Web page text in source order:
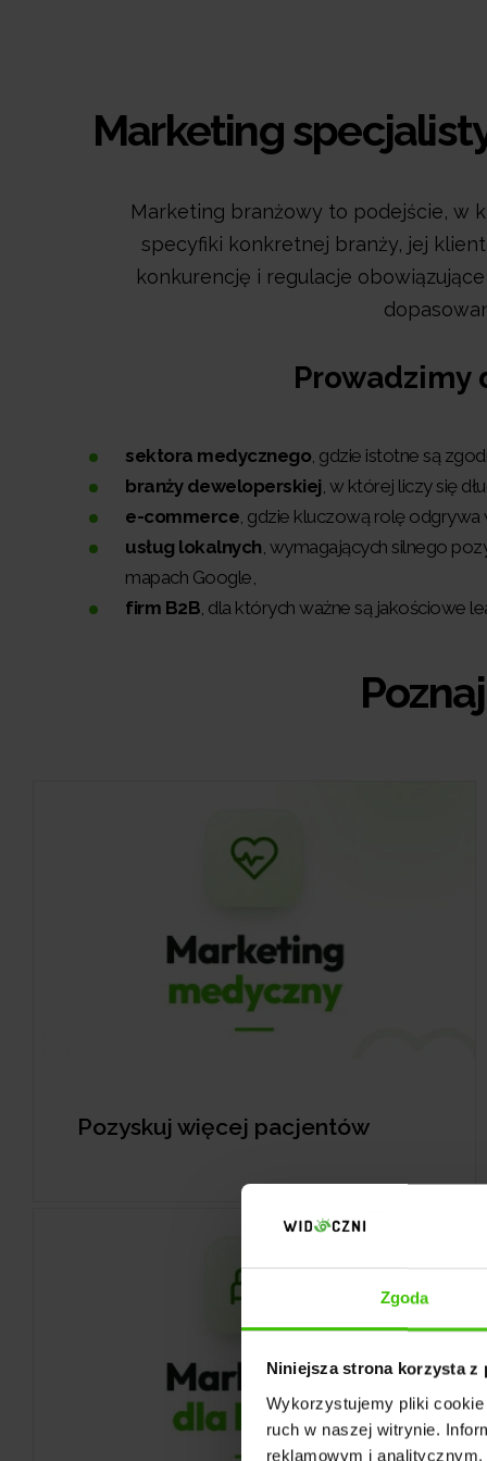
Zgoda
Niniejsza strona korzysta z
Wykorzystujemy pliki
ruch w naszej witrynie.
reklamowym i
Marketing
Marketing branżowy to podejście, w
specyfiki konkretnej branży, jej
konkurencję i regulacje
Prowadzimy
sektora medycznego, gdzie istotne są
branży deweloperskiej, w której liczy się
e-commerce, gdzie kluczową rolę
usług lokalnych, wymagających silnego
mapach Google,
firm B2B, dla których ważne są jakościowe
Pozyskuj więcej pacjentów